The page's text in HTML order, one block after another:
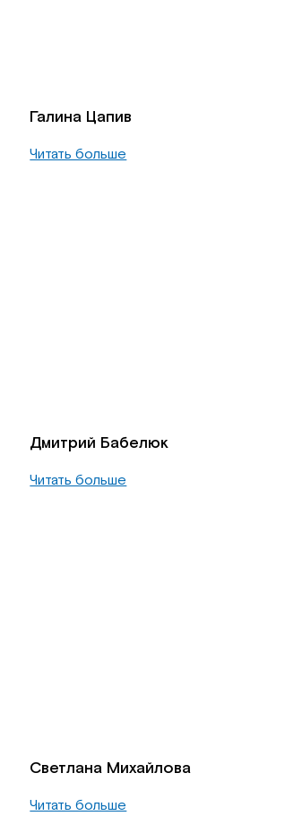
Галина Цапив
Читать больше
Дмитрий Бабелюк
Читать больше
Светлана Михайлова
Читать больше